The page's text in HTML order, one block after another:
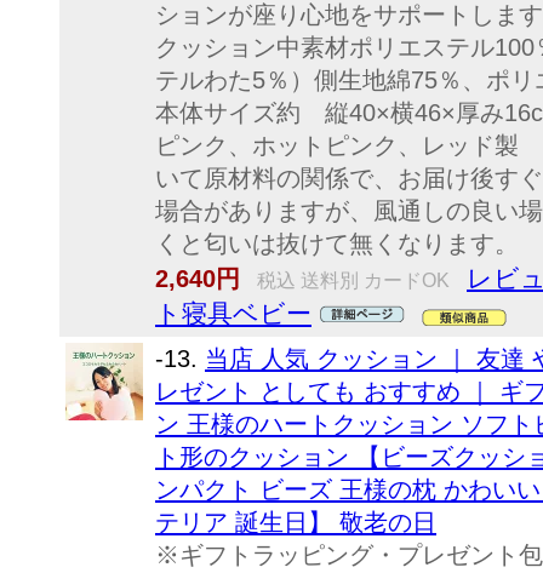
ションが座り心地をサポートしま
クッション中素材ポリエステル
テルわた5％）側生地綿75％、ポ
本体サイズ約 縦40×横46×厚み
ピンク、ホットピンク、レッド製
いて原材料の関係で、お届け後す
場合がありますが、風通しの良い
くと匂いは抜けて無くなります。
2,640円
税込 送料別 カードOK
レビ
ト寝具ベビー
-13. 当店 人気 クッション ｜ 友達
レゼント としても おすすめ ｜ ギ
ン 王様のハートクッション ソフ
ト形のクッション 【ビーズクッ
ンパクト ビーズ 王様の枕 かわい
テリア 誕生日】 敬老の日
※ギフトラッピング・プレゼント